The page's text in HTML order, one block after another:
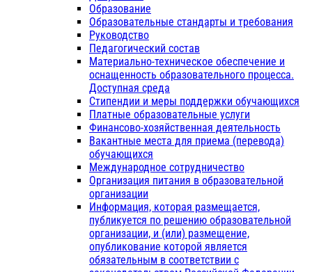
Образование
Образовательные стандарты и требования
Руководство
Педагогический состав
Материально-техническое обеспечение и
оснащенность образовательного процесса.
Доступная среда
Стипендии и меры поддержки обучающихся
Платные образовательные услуги
Финансово-хозяйственная деятельность
Вакантные места для приема (перевода)
обучающихся
Международное сотрудничество
Организация питания в образовательной
организации
Информация, которая размещается,
публикуется по решению образовательной
организации, и (или) размещение,
опубликование которой является
обязательным в соответствии с